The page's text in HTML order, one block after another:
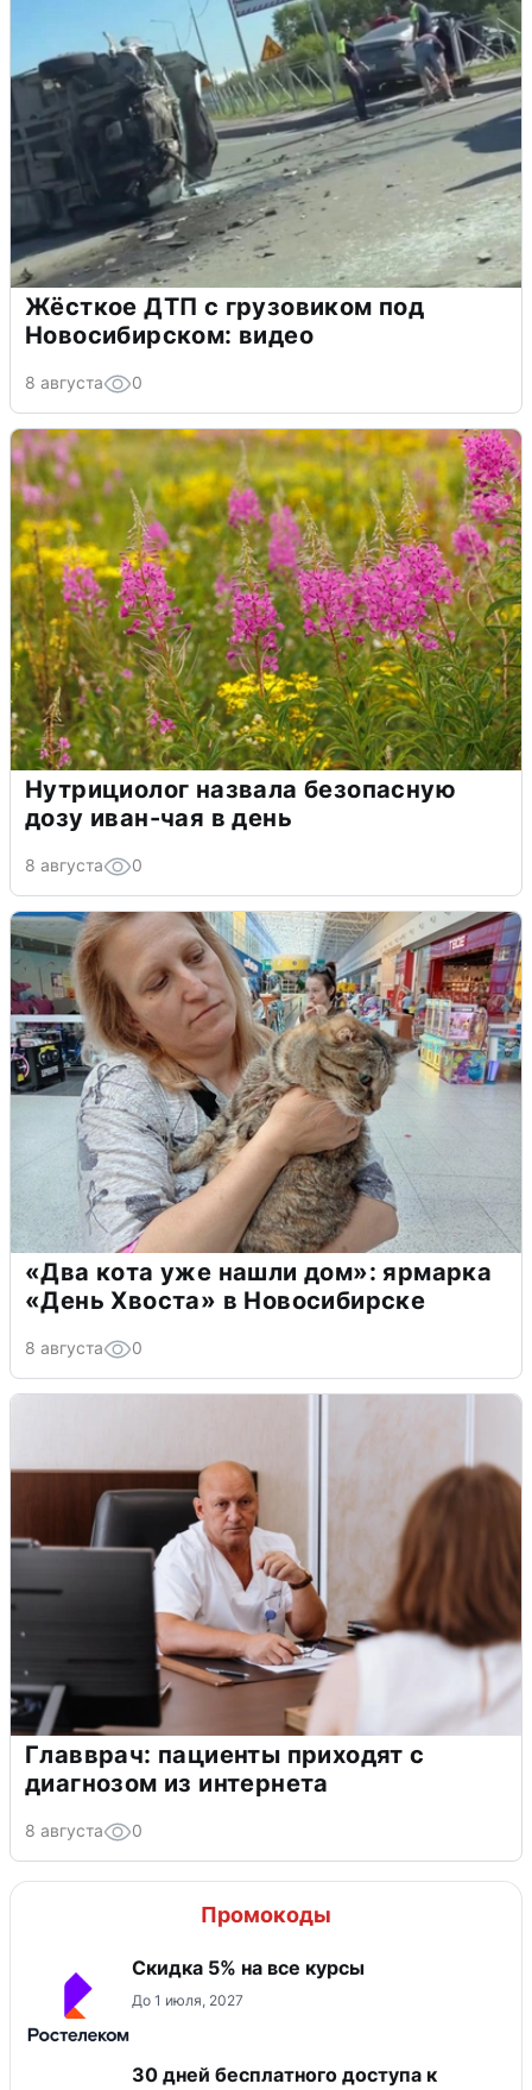
Жёсткое ДТП с грузовиком под
Новосибирском: видео
8 августа 0
Нутрициолог назвала безопасную
дозу иван-чая в день
8 августа 0
«Два кота уже нашли дом»: ярмарка
«День Хвоста» в Новосибирске
8 августа 0
Главврач: пациенты приходят с
диагнозом из интернета
8 августа 0
Промокоды
Скидка 5% на все курсы
До 1 июля, 2027
30 дней бесплатного доступа к